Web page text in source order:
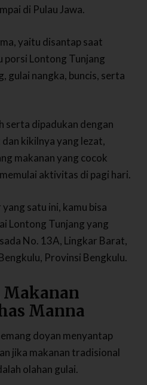
di Pulau Jawa.
yaitu disantap saat
porsi Lontong Tunjang
gulai nangka, buncis, serta
serta dipadukan dengan
kikilnya yang lezat,
makanan yang cocok
aktivitas di pagi hari.
satu ini, kamu bisa
Lontong Tunjang yang
No. 13A, Lingkar Barat,
Provinsi Bengkulu.
Makanan
Manna
doyan menyantap
jika makanan tradisional
olahan gulai.